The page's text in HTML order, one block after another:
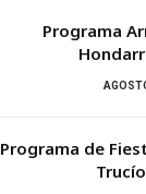
Programa
Programa de